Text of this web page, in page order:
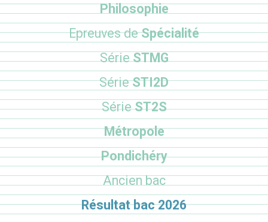
Philosophie
Epreuves deSpécialité
SérieSTMG
SérieSTI2D
SérieST2S
Métropole
Pondichéry
Ancien bac
Résultat bac 2026